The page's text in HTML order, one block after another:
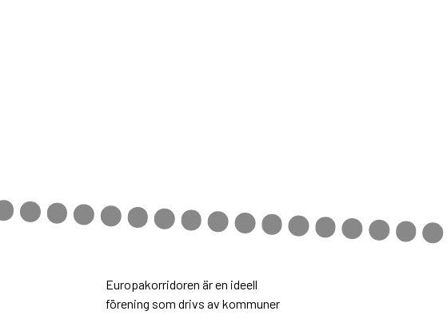
Europakorridoren är en ideell
förening som drivs av kommuner